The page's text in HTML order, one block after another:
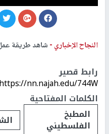
النجاح الإخباري -شاهد طريقة
رابط قصير
https://nn.najah.edu/744W/
الكلمات المفتاحية
المطبخ
الفلسطيني